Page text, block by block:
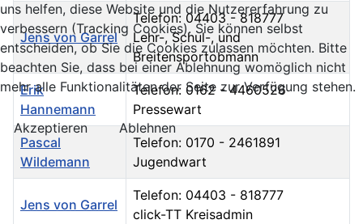
Jens von Garrel
Telefon: 04403 - 818777
Lehr-, Schul-, und
Breitensportobmann
Erik
Hannemann
Telefon: 0162 - 4460526
Pressewart
Pascal
Wildemann
Telefon: 0170 - 2461891
Jugendwart
Jens von Garrel
Telefon: 04403 - 818777
click-TT Kreisadmin
uns helfen, diese Website und die Nutzererfahrung zu
verbessern (Tracking Cookies). Sie können selbst
entscheiden, ob Sie die Cookies zulassen möchten. Bitte
beachten Sie, dass bei einer Ablehnung womöglich nicht
mehr alle Funktionalitäten der Seite zur Verfügung stehen.
Akzeptieren Ablehnen